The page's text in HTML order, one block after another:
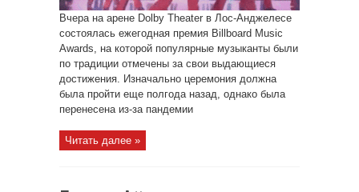
Вчера на арене Dolby Theater в Лос-Анджелесе
состоялась ежегодная премия Billboard Music
Awards, на которой популярные музыканты были
по традиции отмечены за свои выдающиеся
достижения. Изначально церемония должна
была пройти еще полгода назад, однако была
перенесена из-за пандемии
Читать далее »